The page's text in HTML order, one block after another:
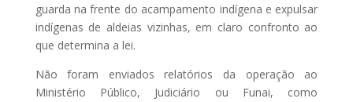
guarda na frente do acampamento indígena e expulsar
indígenas de aldeias vizinhas, em claro confronto ao
que determina a lei.
Não foram enviados relatórios da operação ao
Ministério Público, Judiciário ou Funai, como